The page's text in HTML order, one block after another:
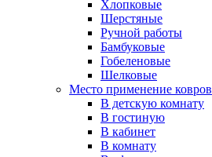
Хлопковые
Шерстяные
Ручной работы
Бамбуковые
Гобеленовые
Шелковые
Место применение ковров
В детскую комнату
В гостиную
В кабинет
В комнату